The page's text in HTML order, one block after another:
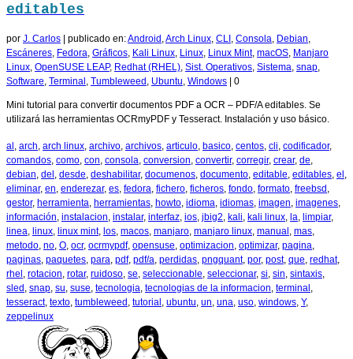
editables
por J. Carlos | publicado en:Android Arch Linux CLI Consola Debian
Escáneres Fedora Gráficos Kali Linux Linux Linux Mint, macOS Manjaro
Linux OpenSUSE LEAP, Redhat (RHEL) Sist. Operativos Sistema snap
Software Terminal Tumbleweed Ubuntu Windows | 0
Mini tutorial para convertir documentos PDF a OCR – PDF/A editables. Se
utilizará las herramientas OCRmyPDF y Tesseract. Instalación y uso básico.
al arch arch linux archivo archivos articulo basico centos cli codificador,
comandos como con consola conversion convertir, corregir, crear, de
debian del desde deshabilitar, documenos documento editable editables el
eliminar, en enderezar, es fedora fichero ficheros fondo formato freebsd
gestor, herramienta herramientas howto idioma idiomas imagen imagenes
información instalacion instalar, interfaz ios jbig2 kali kali linux la limpiar,
linea linux linux mint, los macos manjaro manjaro linux manual mas
metodo no O ocr, ocrmypdf, opensuse optimizacion optimizar, pagina
paginas paquetes para pdf, pdf/a perdidas pngquant, por, post, que redhat,
rhel rotacion rotar, ruidoso se seleccionable seleccionar, si sin sintaxis
sled snap su suse tecnologia tecnologias de la informacion terminal
tesseract, texto tumbleweed tutorial ubuntu un una uso windows Y,
zeppelinux